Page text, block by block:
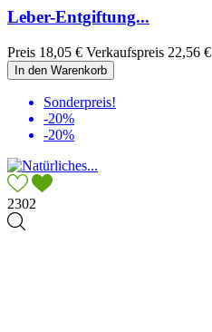
Leber-Entgiftung...
Preis 18,05 € Verkaufspreis 22,56 €
In den Warenkorb
Sonderpreis!
-20%
-20%
2302